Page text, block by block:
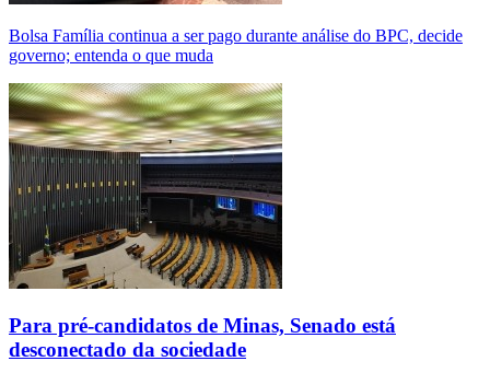
Bolsa Família continua a ser pago durante análise do BPC, decide
governo; entenda o que muda
Para pré-candidatos de Minas, Senado está
desconectado da sociedade